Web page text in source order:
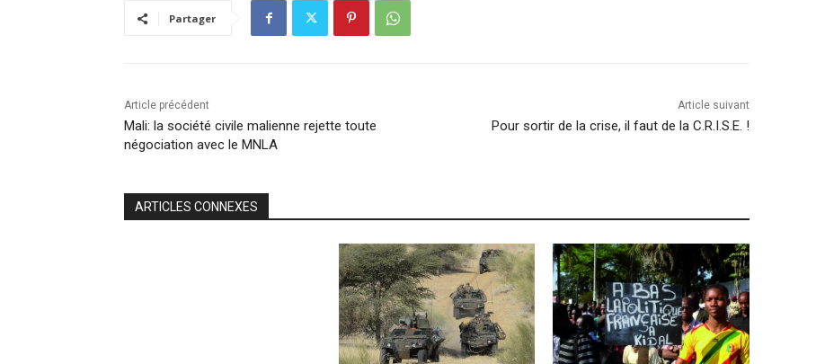
Partager
Article précédent
Mali: la société civile malienne rejette toute
négociation avec le MNLA
Article suivant
Pour sortir de la crise, il faut de la C.R.I.S.E. !
ARTICLES CONNEXES